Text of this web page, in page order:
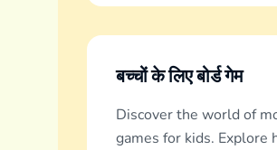
बच्चों के लिए बोर्ड गेम
Discover the world of
games for kids. Explore